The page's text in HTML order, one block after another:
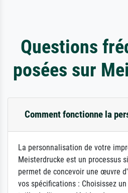
Questions
posées sur
Comment fonctionne la
La personnalisation de votre
Meisterdrucke est un processus
permet de concevoir une œuvre
vos spécifications : Choisissez